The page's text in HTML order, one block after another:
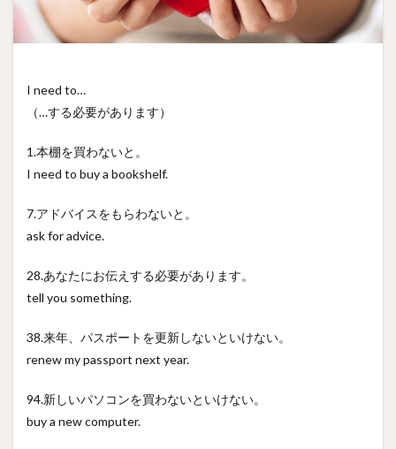
I need to…
（…する必要があります）
1.本棚を買わないと。
I need to buy a bookshelf.
7.アドバイスをもらわないと。
ask for advice.
28.あなたにお伝えする必要があります。
tell you something.
38.来年、パスポートを更新しないといけない。
renew my passport next year.
94.新しいパソコンを買わないといけない。
buy a new computer.